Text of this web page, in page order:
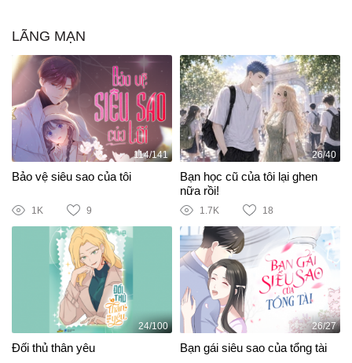
LÃNG MẠN
114/141
Bảo vệ siêu sao của tôi
1K 9
26/40
Bạn học cũ của tôi lại ghen
nữa rồi!
1.7K 18
24/100
Đối thủ thân yêu
26/27
Bạn gái siêu sao của tổng tài